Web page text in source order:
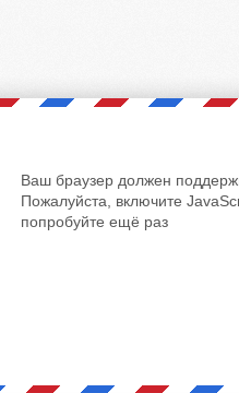
Ваш браузер должен
Пожалуйста, включите
попробуйте ещё раз